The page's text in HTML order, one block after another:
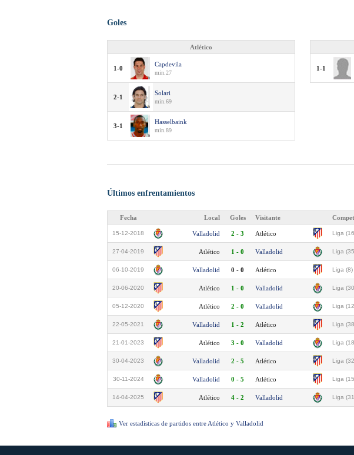
Goles
Atlético
1-0
Capdevila
min.27
2-1
Solari
min.69
3-1
Hasselbaink
min.89
1-1
Últimos enfrentamientos
Fecha Local Goles Visitante
15-12-2018 Valladolid 2 - 3 Atlético Liga
27-04-2019 Atlético 1 - 0 Valladolid Liga
06-10-2019 Valladolid 0 - 0 Atlético Liga (8)
20-06-2020 Atlético 1 - 0 Valladolid Liga
05-12-2020 Atlético 2 - 0 Valladolid Liga
22-05-2021 Valladolid 1 - 2 Atlético Liga
21-01-2023 Atlético 3 - 0 Valladolid Liga
30-04-2023 Valladolid 2 - 5 Atlético Liga
30-11-2024 Valladolid 0 - 5 Atlético Liga
14-04-2025 Atlético 4 - 2 Valladolid Liga
Ver estadísticas de partidos entre Atlético y Valladolid